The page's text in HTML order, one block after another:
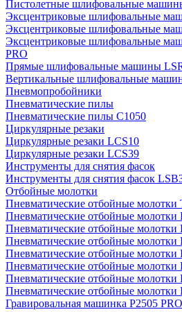
Пистолетные шлифовальные
Эксцентриковые шлифовальные
Эксцентриковые шлифовальные
Эксцентриковые шлифовальные
PRO
Прямые шлифовальные машины
Вертикальные шлифовальные
Пневмопробойники
Пневматические пилы
Пневматические пилы C1050
Циркулярные резаки
Циркулярные резаки LCS10
Циркулярные резаки LCS39
Инструменты для снятия фасок
Инструменты для снятия фасок
Отбойные молотки
Пневматические отбойные молотки
Пневматические отбойные молотки
Пневматические отбойные молотки
Пневматические отбойные молотки
Пневматические отбойные молотки
Пневматические отбойные молотки
Пневматические отбойные молотки
Пневматические отбойные молотки
Гравировальная машинка P2505 PRO